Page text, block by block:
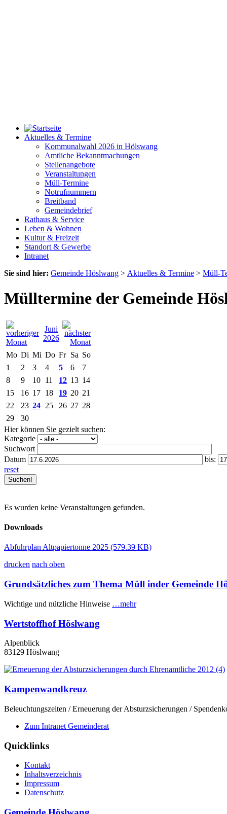
Aktuelles & Termine
Kommunalwahl 2026 in Hölswang
Amtliche Bekanntmachungen
Stellenangebote
Veranstaltungen
Müll-Termine
Notrufnummern
Breitband
Gemeindebrief
Rathaus & Service
Leben & Wohnen
Kultur & Freizeit
Standort & Gewerbe
Intranet
Sie sind hier: Gemeinde Höslwang > Aktuelles & Termine > Müll-
Mülltermine der Gemeinde
Juni
2026
Mo Di Mi Do Fr Sa So
1
2 3 4 5 6
7
8
9 10 11 12 13 14
15
16 17 18 19 20 21
22
23 24 25 26 27 28
29
30
Hier können Sie gezielt suchen:
Kategorie
Suchwort
Datum
bis:
reset
Es wurden keine Veranstaltungen gefunden.
Downloads
Abfuhrplan Altpapiertonne 2025 (579.39 KB)
drucken nach oben
Grundsätzliches zum Thema Müll inder Gemeinde
Wichtige und nützliche Hinweise …mehr
Wertstoffhof Höslwang
Alpenblick
83129 Höslwang
Kampenwandkreuz
Beleuchtungszeiten / Erneuerung der Absturzsicherungen /
Zum Intranet Gemeinderat
Quicklinks
Kontakt
Inhaltsverzeichnis
Impressum
Datenschutz